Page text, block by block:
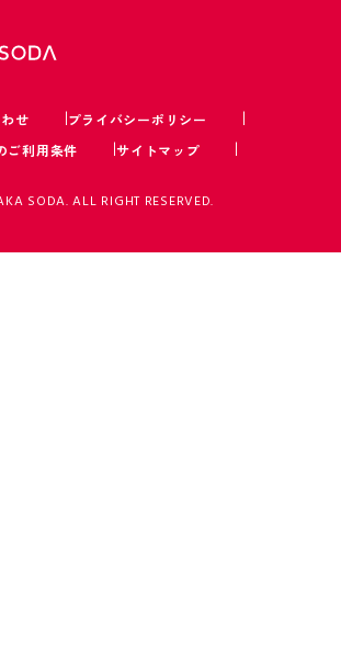
せ
プライバシーポリシー
ご利用条件
サイトマップ
SODA. ALL RIGHT RESERVED.